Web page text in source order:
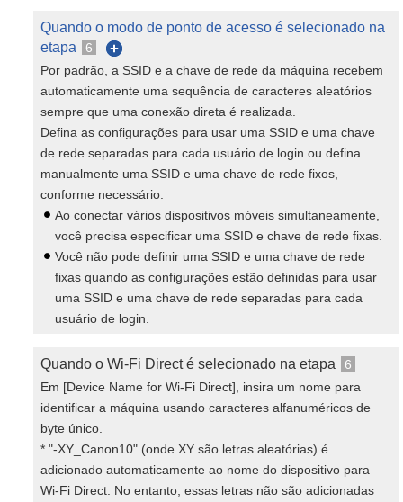
Quando o modo de ponto de acesso é selecionado na
etapa
6
Por padrão, a SSID e a chave de rede da máquina recebem
automaticamente uma sequência de caracteres aleatórios
sempre que uma conexão direta é realizada.
Defina as configurações para usar uma SSID e uma chave
de rede separadas para cada usuário de login ou defina
manualmente uma SSID e uma chave de rede fixos,
conforme necessário.
Ao conectar vários dispositivos móveis simultaneamente,
você precisa especificar uma SSID e chave de rede fixas.
Você não pode definir uma SSID e uma chave de rede
fixas quando as configurações estão definidas para usar
uma SSID e uma chave de rede separadas para cada
usuário de login.
Quando o Wi-Fi Direct é selecionado na etapa
6
Em [Device Name for Wi-Fi Direct], insira um nome para
identificar a máquina usando caracteres alfanuméricos de
byte único.
* "-XY_Canon10" (onde XY são letras aleatórias) é
adicionado automaticamente ao nome do dispositivo para
Wi-Fi Direct. No entanto, essas letras não são adicionadas